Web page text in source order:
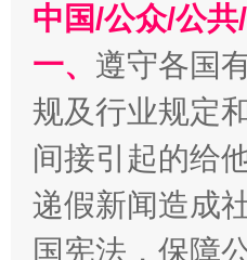
中国/公众/公
一、 遵守各国
规及行业规定
间接引起的给
递假新闻造成
国宪法，保障